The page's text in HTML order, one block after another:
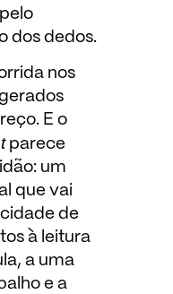
dos dedos.
nos
E o
parece
um
que vai
de
à leitura
a uma
e a